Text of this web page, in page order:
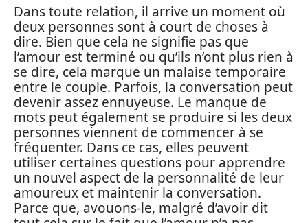
Dans toute relation, il arrive un moment où
deux personnes sont à court de choses à
dire. Bien que cela ne signifie pas que
l’amour est terminé ou qu’ils n’ont plus rien à
se dire, cela marque un malaise temporaire
entre le couple. Parfois, la conversation peut
devenir assez ennuyeuse. Le manque de
mots peut également se produire si les deux
personnes viennent de commencer à se
fréquenter. Dans ce cas, elles peuvent
utiliser certaines questions pour apprendre
un nouvel aspect de la personnalité de leur
amoureux et maintenir la conversation.
Parce que, avouons-le, malgré d’avoir dit